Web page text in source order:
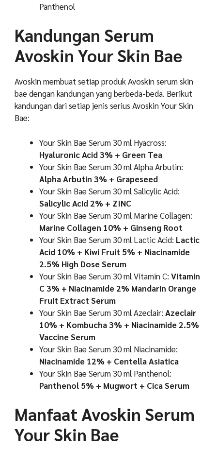
Panthenol
Kandungan Serum
Avoskin Your Skin Bae
Avoskin membuat setiap produk Avoskin serum skin
bae dengan kandungan yang berbeda-beda. Berikut
kandungan dari setiap jenis serius Avoskin Your Skin
Bae:
Your Skin Bae Serum 30 ml Hyacross:
Hyaluronic Acid 3% + Green Tea
Your Skin Bae Serum 30 ml Alpha Arbutin:
Alpha Arbutin 3% + Grapeseed
Your Skin Bae Serum 30 ml Salicylic Acid:
Salicylic Acid 2% + ZINC
Your Skin Bae Serum 30 ml Marine Collagen:
Marine Collagen 10% + Ginseng Root
Your Skin Bae Serum 30 ml Lactic Acid: Lactic
Acid 10% + Kiwi Fruit 5% + Niacinamide
2.5% High Dose Serum
Your Skin Bae Serum 30 ml Vitamin C: Vitamin
C 3% + Niacinamide 2% Mandarin Orange
Fruit Extract Serum
Your Skin Bae Serum 30 ml Azeclair: Azeclair
10% + Kombucha 3% + Niacinamide 2.5%
Vaccine Serum
Your Skin Bae Serum 30 ml Niacinamide:
Niacinamide 12% + Centella Asiatica
Your Skin Bae Serum 30 ml Panthenol:
Panthenol 5% + Mugwort + Cica Serum
Manfaat Avoskin Serum
Your Skin Bae